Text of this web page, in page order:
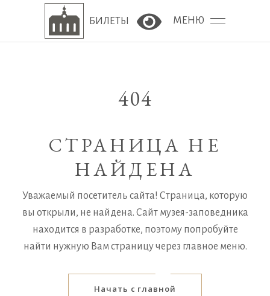
БИЛЕТЫ Версия сайта для
МЕНЮ
404
СТРАНИЦА НЕ
НАЙДЕНА
Уважаемый посетитель сайта! Страница, которую
вы открыли, не найдена. Сайт музея-заповедника
находится в разработке, поэтому попробуйте
найти нужную Вам страницу через главное меню.
Начать с главной